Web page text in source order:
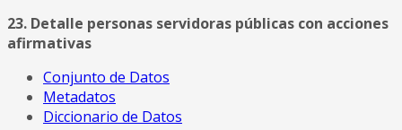
23. Detalle personas servidoras públicas con acciones
afirmativas
Conjunto de Datos
Metadatos
Diccionario de Datos